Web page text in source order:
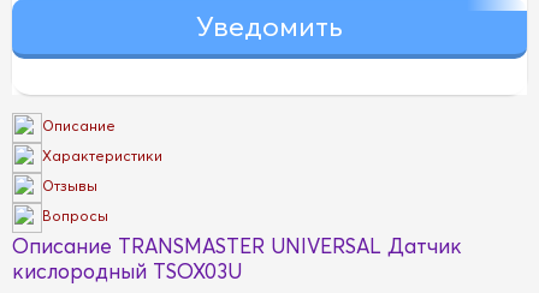
Описание
Характеристики
Отзывы
Вопросы
Описание TRANSMASTER UNIVERSAL Датчик
кислородный TSOX03U